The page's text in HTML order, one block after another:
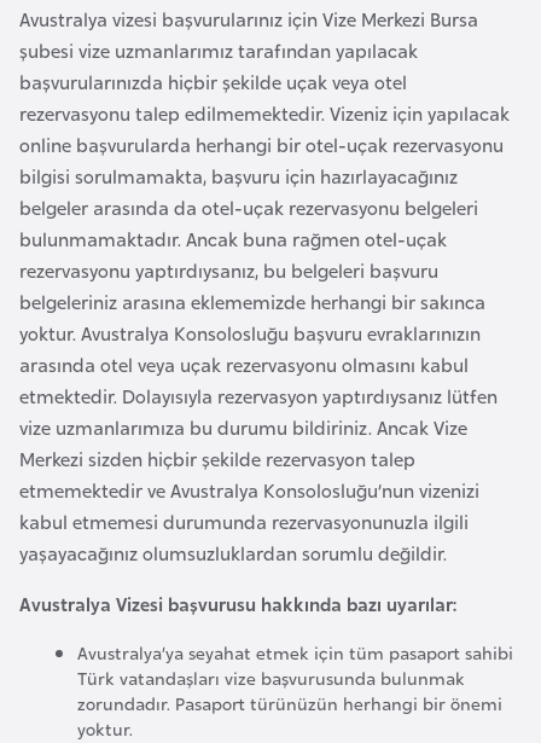
Avustralya vizesi başvurularınız için Vize Merkezi Bursa
şubesi vize uzmanlarımız tarafından yapılacak
başvurularınızda hiçbir şekilde uçak veya otel
rezervasyonu talep edilmemektedir. Vizeniz için yapılacak
online başvurularda herhangi bir otel-uçak rezervasyonu
bilgisi sorulmamakta, başvuru için hazırlayacağınız
belgeler arasında da otel-uçak rezervasyonu belgeleri
bulunmamaktadır. Ancak buna rağmen otel-uçak
rezervasyonu yaptırdıysanız, bu belgeleri başvuru
belgeleriniz arasına eklememizde herhangi bir sakınca
yoktur. Avustralya Konsolosluğu başvuru evraklarınızın
arasında otel veya uçak rezervasyonu olmasını kabul
etmektedir. Dolayısıyla rezervasyon yaptırdıysanız lütfen
vize uzmanlarımıza bu durumu bildiriniz. Ancak Vize
Merkezi sizden hiçbir şekilde rezervasyon talep
etmemektedir ve Avustralya Konsolosluğu’nun vizenizi
kabul etmemesi durumunda rezervasyonunuzla ilgili
yaşayacağınız olumsuzluklardan sorumlu değildir.
Avustralya Vizesi başvurusu hakkında bazı uyarılar:
Avustralya’ya seyahat etmek için tüm pasaport sahibi
Türk vatandaşları vize başvurusunda bulunmak
zorundadır. Pasaport türünüzün herhangi bir önemi
yoktur.
B
u
l
g
a
r
i
s
t
a
n
E
r
m
e
n
i
t